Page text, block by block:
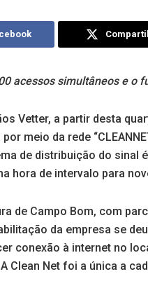
acessos simultâneos e o
Vetter, a partir desta
meio da rede
de distribuição do sinal
hora de intervalo para
de Campo Bom, com
da empresa se
conexão à internet no
Clean Net foi a única a